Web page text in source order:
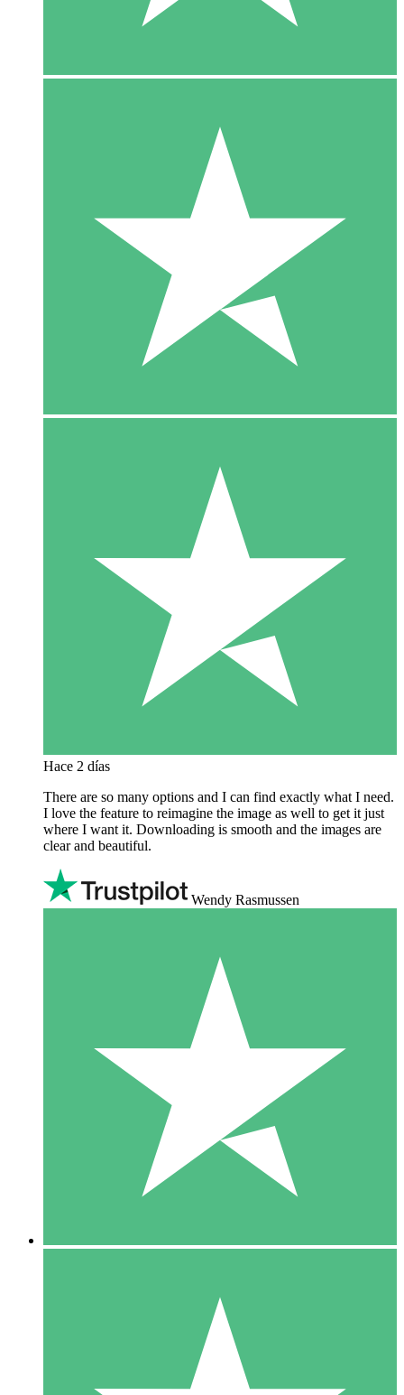
Hace 2 días
There are so many options and I can find exactly what I need.
I love the feature to reimagine the image as well to get it just
where I want it. Downloading is smooth and the images are
clear and beautiful.
Wendy Rasmussen